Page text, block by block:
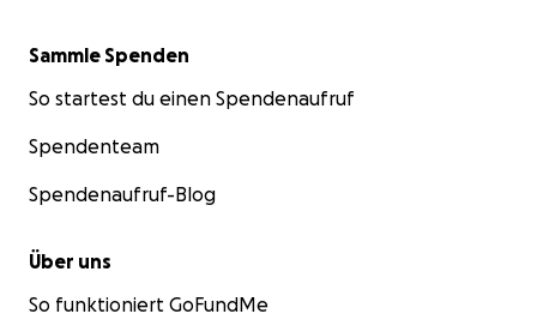
Sammle Spenden
So startest du einen Spendenaufruf
Spendenteam
Spendenaufruf-Blog
Über uns
So funktioniert GoFundMe